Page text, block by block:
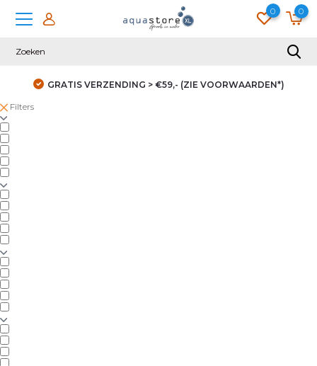
0 0
GRATIS VERZENDING > €59,- (ZIE VOORWAARDEN*)
Filters